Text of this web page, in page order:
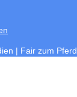
| Fair zum Pferd